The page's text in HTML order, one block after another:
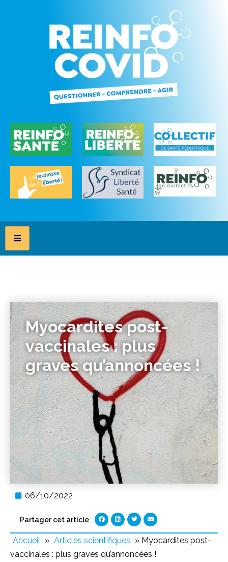
Myocardites post-
vaccinales : plus
graves qu’annoncées !
06/10/2022
Partager cet article
Accueil » Articles scientifiques » Myocardites post-
vaccinales : plus graves qu’annoncées !